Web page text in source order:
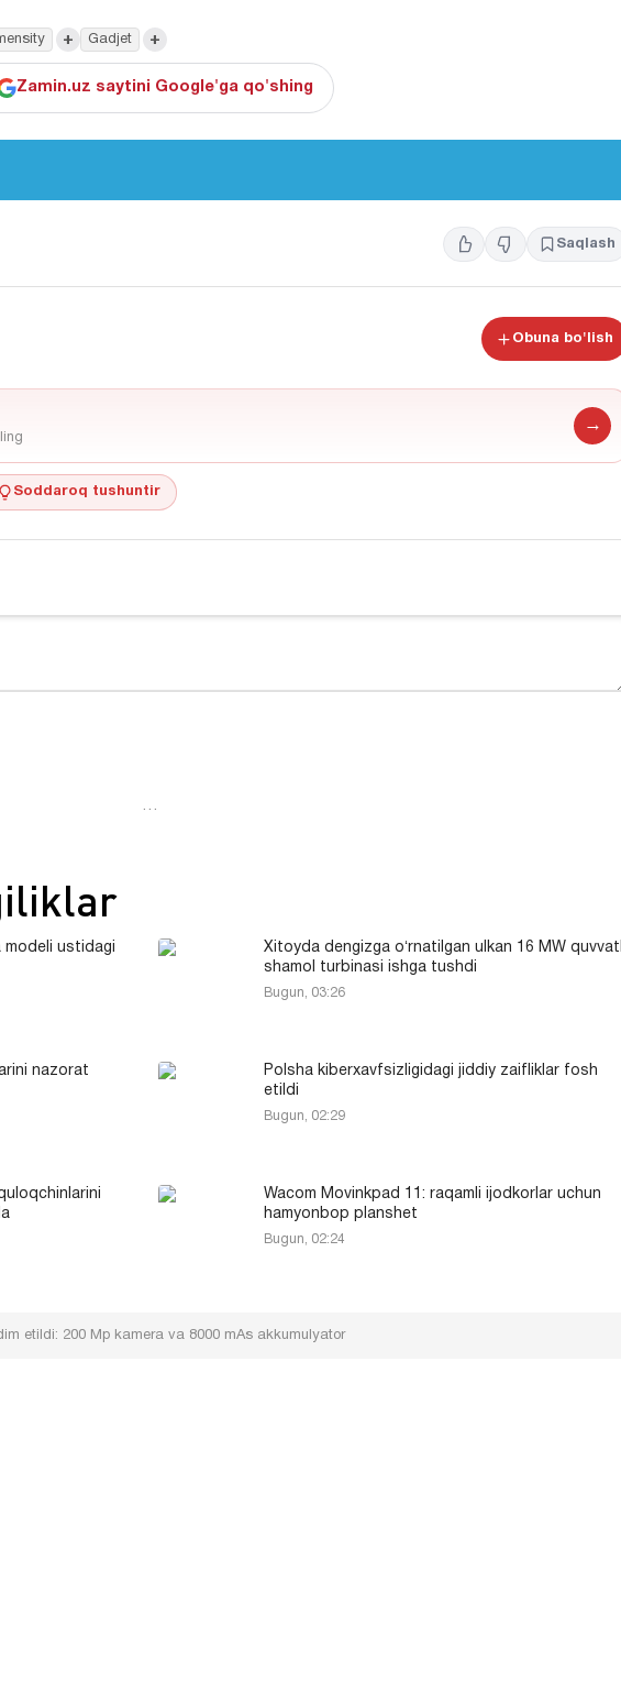
+ Gadjet +
Zamin.uz saytini Google'ga qo'shing
Saqlash
Obuna bo'lish
→
Soddaroq tushuntir
…
ustidagi
Xitoyda dengizga oʻrnatilgan ulkan 16 MW quvvatli
shamol turbinasi ishga tushdi
Bugun, 03:26
nazorat
Polsha kiberxavfsizligidagi jiddiy zaifliklar fosh
etildi
Bugun, 02:29
Wacom Movinkpad 11: raqamli ijodkorlar uchun
hamyonbop planshet
Bugun, 02:24
etildi: 200 Mp kamera va 8000 mAs akkumulyator